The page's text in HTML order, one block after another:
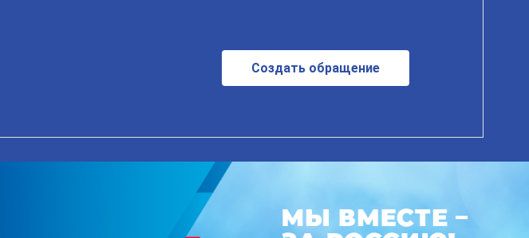
Создать обращение